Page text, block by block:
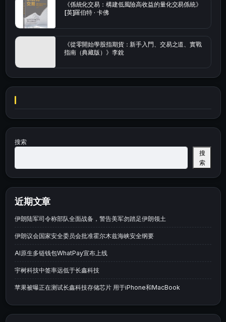
《係統化交易：構建低風險高收益的量化交易係統》
[英]羅伯特 · 卡佛
《從零開始學股指期貨：新手入門、交易之道、實戰
指南（典藏版）》李銳
搜索
搜
索
近期文章
伊朗陆军司令称部队全面战备，警告美军勿踏足伊朗领土
伊朗议会国家安全委员会批准霍尔木兹海峡安全纲要
AI原生多链钱包WhatPay宣布上线
宇树科技中签率远低于长鑫科技
苹果被曝正在测试长鑫科技存储芯片 用于iPhone和MacBook